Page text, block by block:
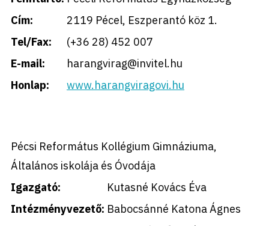
Cím:
2119 Pécel, Eszperantó köz 1.
Tel/Fax:
(+36 28) 452 007
E-mail:
harangvirag@invitel.hu
Honlap:
www.harangviragovi.hu
Pécsi Református Kollégium Gimnáziuma,
Általános iskolája és Óvodája
Igazgató:
Kutasné Kovács Éva
Intézményvezető: Babocsánné Katona Ágnes